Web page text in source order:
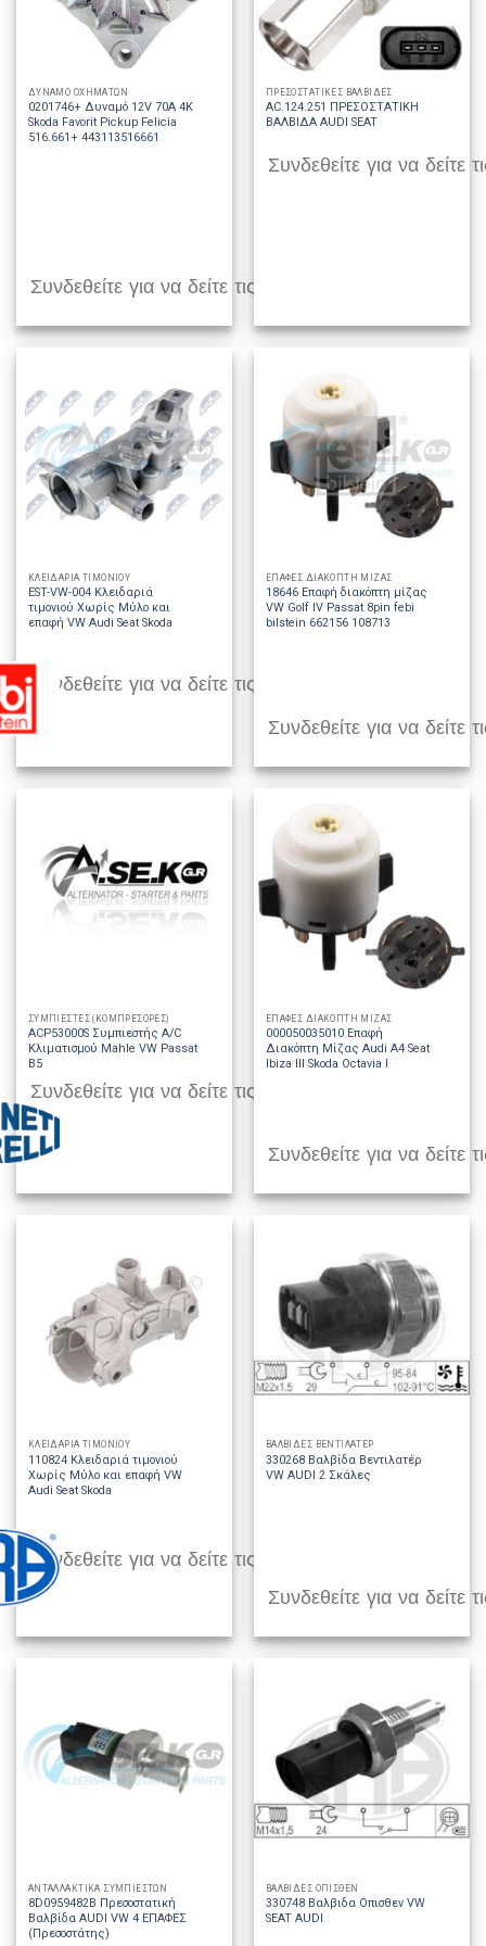
ΔΥΝΑΜΟ ΟΧΗΜΑΤΩΝ
0201746+ Δυναμό 12V 70A 4K
Skoda Favorit Pickup Felicia
516.661+ 443113516661
Συνδεθείτε για να δείτε τις τιμές
ΠΡΕΣΟΣΤΑΤΙΚΕΣ ΒΑΛΒΙΔΕΣ
AC.124.251 ΠΡΕΣΟΣΤΑΤΙΚΗ
ΒΑΛΒΙΔΑ AUDI SEAT
Συνδεθείτε για να δείτε
ΚΛΕΙΔΑΡΙΑ ΤΙΜΟΝΙΟΥ
EST-VW-004 Κλειδαριά
τιμονιού Χωρίς Μύλο και
επαφή VW Audi Seat Skoda
Συνδεθείτε για να δείτε τις τιμές
ΕΠΑΦΕΣ ΔΙΑΚΟΠΤΗ ΜΙΖΑΣ
18646 Επαφή διακόπτη μίζας
VW Golf IV Passat 8pin febi
bilstein 662156 108713
Συνδεθείτε για να δείτε
ΣΥΜΠΙΕΣΤΕΣ (ΚΟΜΠΡΕΣΟΡΕΣ)
ACP53000S Συμπιεστής A/C
Κλιματισμού Mahle VW Passat
B5
Συνδεθείτε για να δείτε τις τιμές
ΕΠΑΦΕΣ ΔΙΑΚΟΠΤΗ ΜΙΖΑΣ
000050035010 Επαφή
Διακόπτη Μίζας Audi A4 Seat
Ibiza III Skoda Octavia I
Συνδεθείτε για να δείτε
ΚΛΕΙΔΑΡΙΑ ΤΙΜΟΝΙΟΥ
110824 Κλειδαριά τιμονιού
Χωρίς Μύλο και επαφή VW
Audi Seat Skoda
Συνδεθείτε για να δείτε τις τιμές
ΒΑΛΒΙΔΕΣ ΒΕΝΤΙΛΑΤΕΡ
330268 Βαλβίδα Βεντιλατέρ
VW AUDI 2 Σκάλες
Συνδεθείτε για να δείτε
ΑΝΤΑΛΛΑΚΤΙΚΑ ΣΥΜΠΙΕΣΤΩΝ
8D0959482B Πρεσοστατική
Βαλβίδα AUDI VW 4 ΕΠΑΦΕΣ
(Πρεσοστάτης)
ΒΑΛΒΙΔΕΣ ΟΠΙΣΘΕΝ
330748 Βαλβιδα Οπισθεν VW
SEAT AUDI